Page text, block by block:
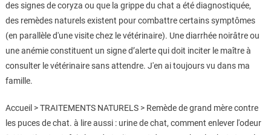
des signes de coryza ou que la grippe du chat a été diagnostiquée,
des remèdes naturels existent pour combattre certains symptômes
(en parallèle d'une visite chez le vétérinaire). Une diarrhée noirâtre ou
une anémie constituent un signe d’alerte qui doit inciter le maître à
consulter le vétérinaire sans attendre. J'en ai toujours vu dans ma
famille.
Accueil > TRAITEMENTS NATURELS > Remède de grand mère contre
les puces de chat. à lire aussi : urine de chat, comment enlever l'odeur